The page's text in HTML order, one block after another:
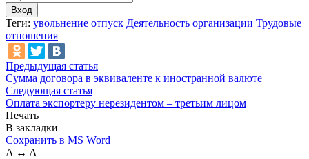
Вход
Теги: увольнение отпуск Деятельность организации Трудовые
отношения
Предыдущая статья
Сумма договора в эквиваленте к иностранной валюте
Следующая статья
Оплата экспортеру нерезидентом – третьим лицом
Печать
В закладки
Сохранить в MS Word
A ↔ A